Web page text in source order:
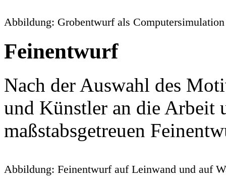
Abbildung: Grobentwurf als Computersimulation
Feinentwurf
Nach der Auswahl des
und Künstler an die Arbeit
maßstabsgetreuen
Abbildung: Feinentwurf auf Leinwand und auf